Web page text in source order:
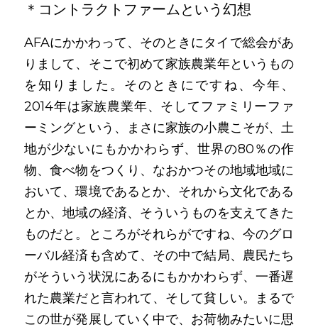
＊コントラクトファームという幻想
AFAにかかわって、そのときにタイで総会があ
りまして、そこで初めて家族農業年というもの
を知りました。そのときにですね、今年、
2014年は家族農業年、そしてファミリーファ
ーミングという、まさに家族の小農こそが、土
地が少ないにもかかわらず、世界の80％の作
物、食べ物をつくり、なおかつその地域地域に
おいて、環境であるとか、それから文化である
とか、地域の経済、そういうものを支えてきた
ものだと。ところがそれらがですね、今のグロ
ーバル経済も含めて、その中で結局、農民たち
がそういう状況にあるにもかかわらず、一番遅
れた農業だと言われて、そして貧しい。まるで
この世が発展していく中で、お荷物みたいに思